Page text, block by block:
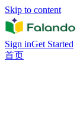
Skip to content
Sign inGet Started
首页